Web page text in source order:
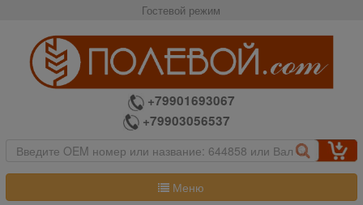
Гостевой режим
+79901693067
+79903056537
Меню